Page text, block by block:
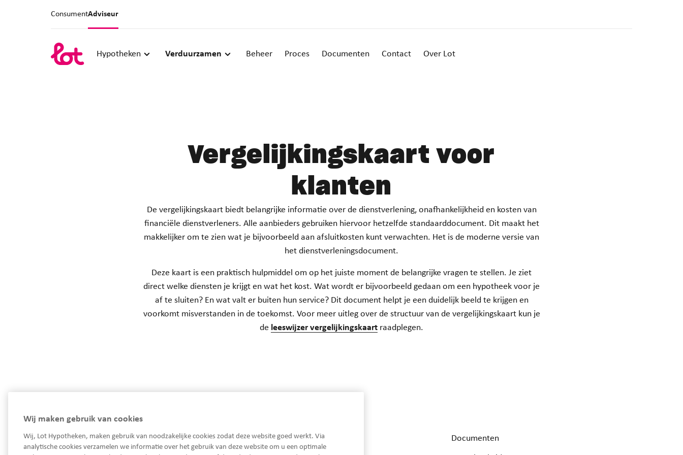
ConsumentAdviseur
Hypotheken Verduurzamen Beheer Proces Documenten Contact Over Lot
Vergelijkingskaart voor
klanten
De vergelijkingskaart biedt belangrijke informatie over de dienstverlening, onafhankelijkheid en kosten van
financiële dienstverleners. Alle aanbieders gebruiken hiervoor hetzelfde standaarddocument. Dit maakt het
makkelijker om te zien wat je bijvoorbeeld aan afsluitkosten kunt verwachten. Het is de moderne versie van
het dienstverleningsdocument.
Deze kaart is een praktisch hulpmiddel om op het juiste moment de belangrijke vragen te stellen. Je ziet
direct welke diensten je krijgt en wat het kost. Wat wordt er bijvoorbeeld gedaan om een hypotheek voor je
af te sluiten? En wat valt er buiten hun service? Dit document helpt je een duidelijk beeld te krijgen en
voorkomt misverstanden in de toekomst. Voor meer uitleg over de structuur van de vergelijkingskaart kun je
de leeswijzer vergelijkingskaart raadplegen.
Hypotheken Documenten
Wij maken gebruik van cookies
Wij, Lot Hypotheken, maken gebruik van noodzakelijke cookies zodat deze website goed werkt. Via
analytische cookies verzamelen we informatie over het gebruik van deze website om u een optimale